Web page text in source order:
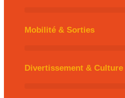
Mobilité & Sorties
Divertissement & Culture